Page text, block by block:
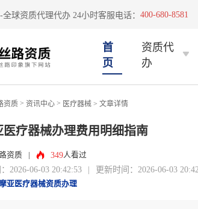
球资质代理代办 24小时客服电话： 400-680-8581
首
页
资质代
办
资质 > 资讯中心 > 医疗器械 > 文章详情
医疗器械办理费用明细指南
资质 349人看过
2026-06-03 20:42:53 | 更新时间：2026-06-03
亚医疗器械资质办理